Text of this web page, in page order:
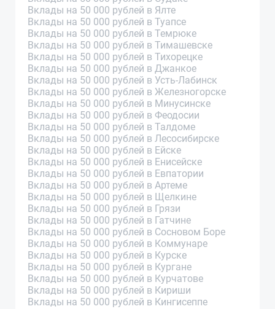
Вклады на 50 000 рублей в Ялте
Вклады на 50 000 рублей в Туапсе
Вклады на 50 000 рублей в Темрюке
Вклады на 50 000 рублей в Тимашевске
Вклады на 50 000 рублей в Тихорецке
Вклады на 50 000 рублей в Джанкое
Вклады на 50 000 рублей в Усть-Лабинск
Вклады на 50 000 рублей в Железногорске
Вклады на 50 000 рублей в Минусинске
Вклады на 50 000 рублей в Феодосии
Вклады на 50 000 рублей в Талдоме
Вклады на 50 000 рублей в Лесосибирске
Вклады на 50 000 рублей в Ейске
Вклады на 50 000 рублей в Енисейске
Вклады на 50 000 рублей в Евпатории
Вклады на 50 000 рублей в Артеме
Вклады на 50 000 рублей в Щелкине
Вклады на 50 000 рублей в Грязи
Вклады на 50 000 рублей в Гатчине
Вклады на 50 000 рублей в Сосновом Боре
Вклады на 50 000 рублей в Коммунаре
Вклады на 50 000 рублей в Курске
Вклады на 50 000 рублей в Кургане
Вклады на 50 000 рублей в Курчатове
Вклады на 50 000 рублей в Кириши
Вклады на 50 000 рублей в Кингисеппе